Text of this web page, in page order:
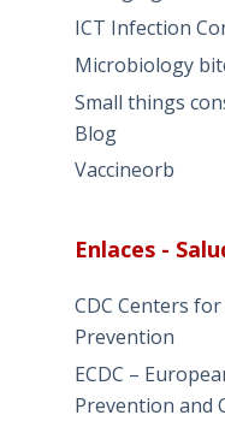
ICT Infection
Microbiology
Small things
Blog
Vaccineorb
Enlaces -
CDC Centers
Prevention
ECDC –
Prevention and